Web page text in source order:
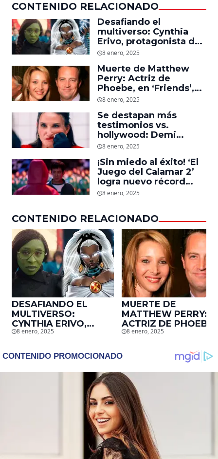
CONTENIDO RELACIONADO
Desafiando el
multiverso: Cynthia
Erivo, protagonista de
‘Wicked’, quiere ser
8 enero, 2025
Muerte de Matthew
Perry: Actriz de
Phoebe, en ‘Friends’,
descubre un emotivo
dejó
8 enero, 2025
Se destapan más
testimonios vs.
hollywood: Demi
Moore, protagonista de
daño que le hizo la
industria a su cuerpo
8 enero, 2025
¡Sin miedo al éxito! ‘El
Juego del Calamar 2’
logra nuevo récord
mundial en tan solo 11
8 enero, 2025
CONTENIDO RELACIONADO
DESAFIANDO EL
MULTIVERSO:
CYNTHIA ERIVO,
PROTAGONISTA DE
SER STORM EN EL
8 enero, 2025
MUERTE DE
MATTHEW PERRY:
ACTRIZ DE PHOEBE,
EN ‘FRIENDS’,
EMOTIVO MENSAJE
QUE EL ACTOR LE
DEJÓ
8 enero, 2025